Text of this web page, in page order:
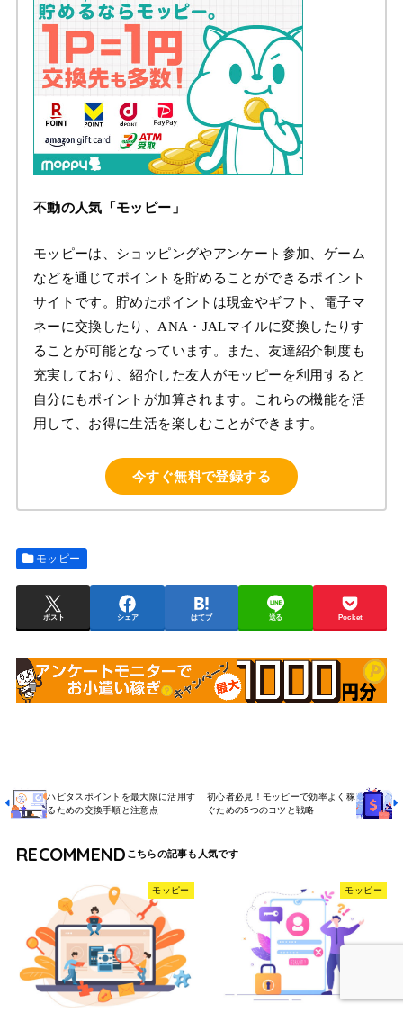
不動の人気「モッピー」
モッピーは、ショッピングやアンケート参加、ゲーム
などを通じてポイントを貯めることができるポイント
サイトです。貯めたポイントは現金やギフト、電子マ
ネーに交換したり、ANA・JALマイルに変換したりす
ることが可能となっています。また、友達紹介制度も
充実しており、紹介した友人がモッピーを利用すると
自分にもポイントが加算されます。これらの機能を活
用して、お得に生活を楽しむことができます。
今すぐ無料で登録する
モッピー
ポスト シェア はてブ 送る Pocket
ハピタスポイントを最大限に活用す
るための交換手順と注意点
初心者必見！モッピーで効率よく稼
ぐための5つのコツと戦略
RECOMMEND
モッピー モッピー